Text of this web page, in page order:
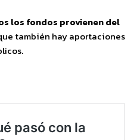
los fondos provienen del
también hay aportaciones